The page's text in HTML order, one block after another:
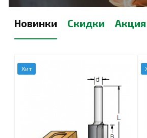
Новинки Скидки Акция
Хит